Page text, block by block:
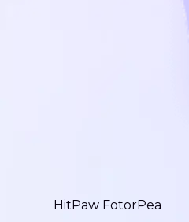
HitPaw FotorPea